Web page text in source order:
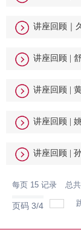
讲座回顾｜
讲座回顾 |
讲座回顾 |
讲座回顾 |
讲座回顾 |
每页 15 记录 总共
页码 3/4